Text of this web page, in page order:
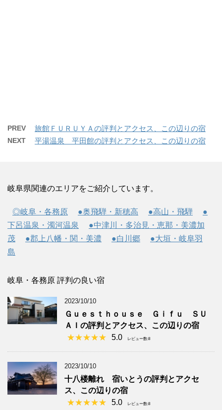
PREV 旅館ＦＵＲＵＹＡの評判とアクセス、この辺りの宿
NEXT 平湯温泉 平田館の評判とアクセス、この辺りの宿
岐阜県関連のエリアをご紹介しています。
◎岐阜・各務原 ●奥飛騨・新穂高 ●高山・飛騨
●
下呂温泉・濁河温泉
●中津川・多治見・恵那・美濃加
茂
●郡上八幡・関・美濃 ●白川郷
●大垣・岐阜羽
島
岐阜・各務原 評判の良い宿
2023/10/10
Ｇｕｅｓｔｈｏｕｓｅ Ｇｉｆｕ ＳＵ
ＡＩの評判とアクセス、この辺りの宿
5.0
レビュー数:8
2023/10/10
十八楼離れ 宿いとうの評判とアクセ
ス、この辺りの宿
5.0
レビュー数:8